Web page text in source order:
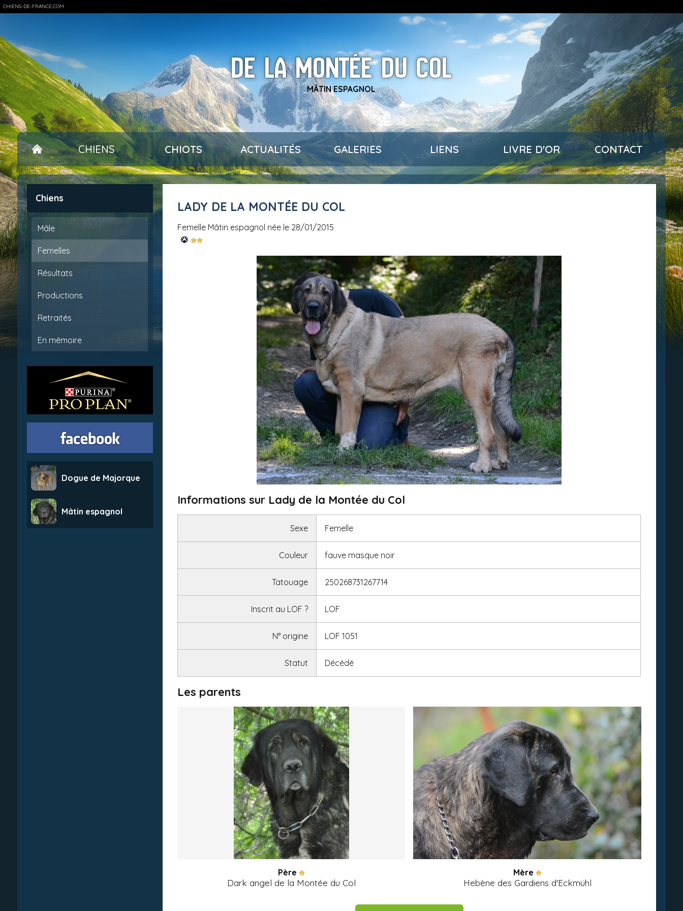
CHIENS-DE-FRANCE.COM
DE LA MONTÉE DU COL
MÂTIN ESPAGNOL
CHIENS CHIOTS ACTUALITÉS GALERIES LIENS LIVRE D'OR CONTACT
Chiens
Mâle
Femelles
Résultats
Productions
Retraités
En mémoire
Dogue de Majorque
Mâtin espagnol
LADY DE LA MONTÉE DU COL
femelle Mâtin espagnol née le 28/01/2015
Informations sur Lady de la Montée du Col
Sexe Femelle
Couleur fauve masque noir
Tatouage 250268731267714
Inscrit au LOF? LOF
N° origine LOF 1051
Statut Décédé
Les parents
Père
Dark angel de la Montée du Col
Mère
Hebène des Gardiens d'Eckmühl